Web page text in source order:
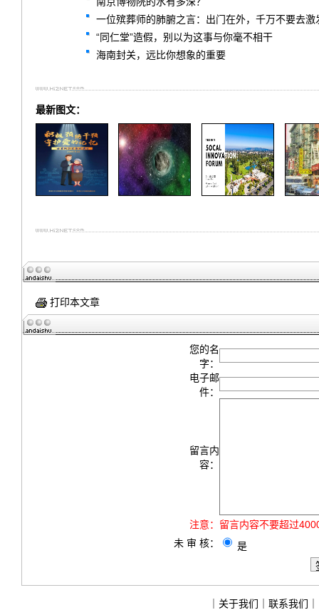
一位殡葬师的肺腑之言：出门在外，千万不要去激
“同仁堂”造假，别以为这事与你毫不相干
海南封关，远比你想象的重要
最新图文：
打印本文章
您的名
字：
电子邮
件：
留言内
容：
注意： 留言内容不要超过
未 审 核：
是
关于我们 联系我们